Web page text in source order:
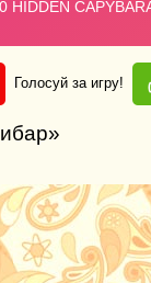
Голосуй за игру!